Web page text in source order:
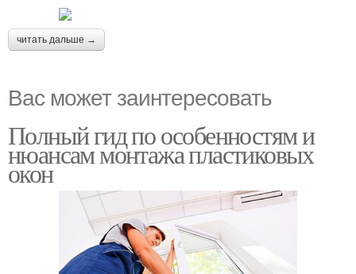
читать дальше →
Вас может заинтересовать
Полный гид по особенностям и
нюансам монтажа пластиковых
окон